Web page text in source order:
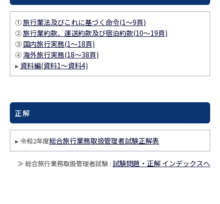
①旅行業法及びこれに基づく命令(1～9頁)
②旅行業約款、運送約款及び宿泊約款(10～19頁)
③ 国内旅行実務(1～18頁)
④海外旅行実務(18～38頁)
▸ 資料編(資料1～資料4)
正解
▸ 令和2年度総合旅行業務取扱管理者試験正解表
≫ 総合旅行業務取扱管理者試験 : 試験問題・正解 インデックスへ